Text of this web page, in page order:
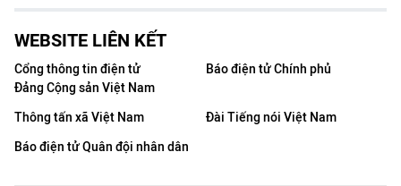
WEBSITE LIÊN KẾT
Cổng thông tin điện tử
Đảng Cộng sản Việt Nam
Báo điện tử Chính phủ
Thông tấn xã Việt Nam
Đài Tiếng nói Việt Nam
Báo điện tử Quân đội nhân dân